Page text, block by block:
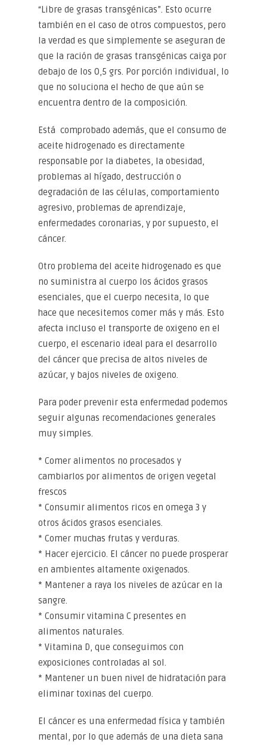
“Libre de grasas transgénicas”. Esto ocurre
también en el caso de otros compuestos, pero
la verdad es que simplemente se aseguran de
que la ración de grasas transgénicas caiga por
debajo de los 0,5 grs. Por porción individual, lo
que no soluciona el hecho de que aún se
encuentra dentro de la composición.
Está comprobado además, que el consumo de
aceite hidrogenado es directamente
responsable por la diabetes, la obesidad,
problemas al hígado, destrucción o
degradación de las células, comportamiento
agresivo, problemas de aprendizaje,
enfermedades coronarias, y por supuesto, el
cáncer.
Otro problema del aceite hidrogenado es que
no suministra al cuerpo los ácidos grasos
esenciales, que el cuerpo necesita, lo que
hace que necesitemos comer más y más. Esto
afecta incluso el transporte de oxigeno en el
cuerpo, el escenario ideal para el desarrollo
del cáncer que precisa de altos niveles de
azúcar, y bajos niveles de oxigeno.
Para poder prevenir esta enfermedad podemos
seguir algunas recomendaciones generales
muy simples.
* Comer alimentos no procesados y
cambiarlos por alimentos de origen vegetal
frescos
* Consumir alimentos ricos en omega 3 y
otros ácidos grasos esenciales.
* Comer muchas frutas y verduras.
* Hacer ejercicio. El cáncer no puede prosperar
en ambientes altamente oxigenados.
* Mantener a raya los niveles de azúcar en la
sangre.
* Consumir vitamina C presentes en
alimentos naturales.
* Vitamina D, que conseguimos con
exposiciones controladas al sol.
* Mantener un buen nivel de hidratación para
eliminar toxinas del cuerpo.
El cáncer es una enfermedad física y también
mental, por lo que además de una dieta sana